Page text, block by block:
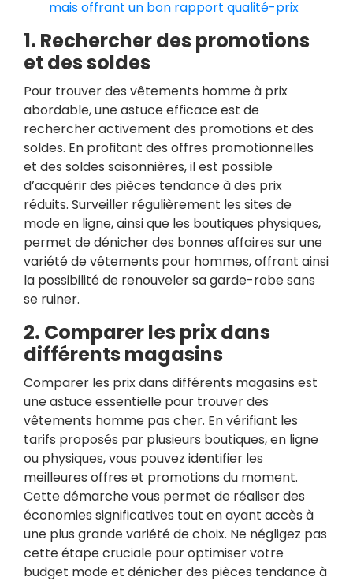
mais offrant un bon rapport qualité-prix
1. Rechercher des promotions
et des soldes
Pour trouver des vêtements homme à prix
abordable, une astuce efficace est de
rechercher activement des promotions et des
soldes. En profitant des offres promotionnelles
et des soldes saisonnières, il est possible
d’acquérir des pièces tendance à des prix
réduits. Surveiller régulièrement les sites de
mode en ligne, ainsi que les boutiques physiques,
permet de dénicher des bonnes affaires sur une
variété de vêtements pour hommes, offrant ainsi
la possibilité de renouveler sa garde-robe sans
se ruiner.
2. Comparer les prix dans
différents magasins
Comparer les prix dans différents magasins est
une astuce essentielle pour trouver des
vêtements homme pas cher. En vérifiant les
tarifs proposés par plusieurs boutiques, en ligne
ou physiques, vous pouvez identifier les
meilleures offres et promotions du moment.
Cette démarche vous permet de réaliser des
économies significatives tout en ayant accès à
une plus grande variété de choix. Ne négligez pas
cette étape cruciale pour optimiser votre
budget mode et dénicher des pièces tendance à